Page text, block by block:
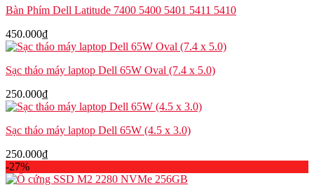
Bàn Phím Dell Latitude 7400 5400 5401 5411 5410
450.000₫
Sạc tháo máy laptop Dell 65W Oval (7.4 x 5.0)
250.000₫
Sạc tháo máy laptop Dell 65W (4.5 x 3.0)
250.000₫
-27%